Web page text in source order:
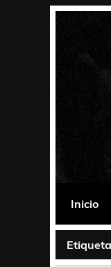
La
Inicio